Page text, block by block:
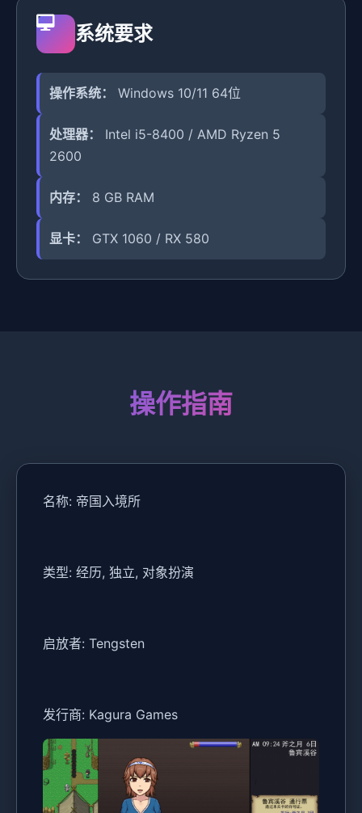
系统要求
操作系统： Windows 10/11 64位
处理器：
Intel i5-8400 / AMD Ryzen 5
2600
内存： 8 GB RAM
显卡： GTX 1060 / RX 580
操作指南
名称: 帝国入境所
类型: 经历, 独立, 对象扮演
启放者: Tengsten
发行商: Kagura Games